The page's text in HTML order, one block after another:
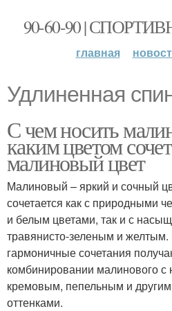
90-60-90 |
главная
Удлиненная
С чем носить
каким цветом
малиновый цвет
Малиновый – яркий и сочный
сочетается как с природными
и белым цветами, так и с
травянисто-зеленым и
гармоничные сочетания
комбинировании малинового
кремовым, пепельным и
оттенками.